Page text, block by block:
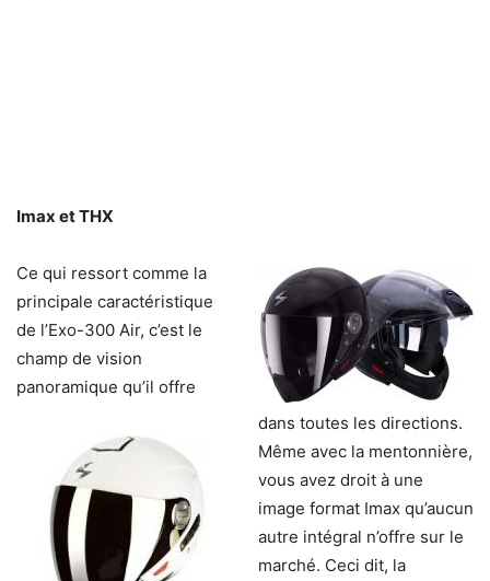
Imax et THX
Ce qui ressort comme la
principale caractéristique
de l’Exo-300 Air, c’est le
champ de vision
panoramique qu’il offre
dans toutes les directions.
Même avec la mentonnière,
vous avez droit à une
image format Imax qu’aucun
autre intégral n’offre sur le
marché. Ceci dit, la